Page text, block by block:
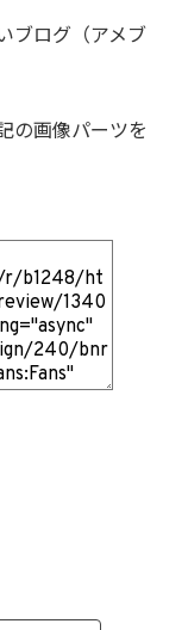
ブログ（アメブ
の画像パーツを